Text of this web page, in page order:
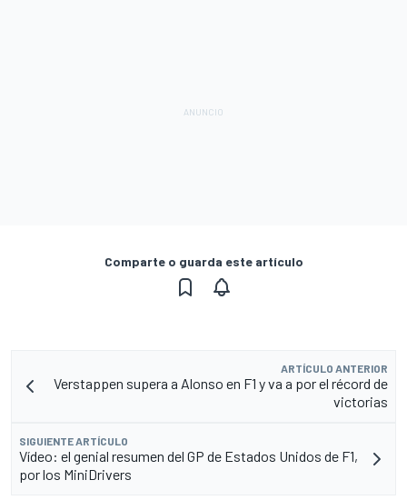
Comparte o guarda este artículo
ARTÍCULO ANTERIOR
Verstappen supera a Alonso en F1 y va a por el récord de
victorias
SIGUIENTE ARTÍCULO
Vídeo: el genial resumen del GP de Estados Unidos de F1,
por los MiniDrivers